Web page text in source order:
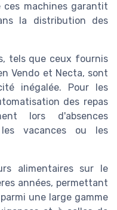
ces machines garantit
la distribution des
tels que ceux fournis
Vendo et Necta, sont
inégalée. Pour les
des repas
lors d'absences
vacances ou les
alimentaires sur le
années, permettant
une large gamme